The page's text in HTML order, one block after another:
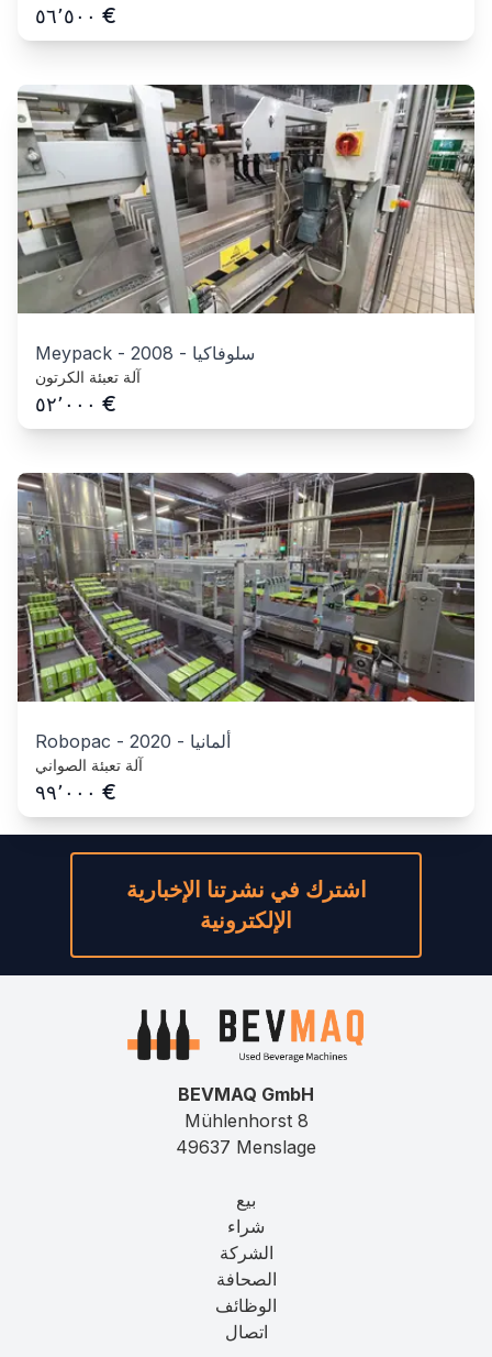
٥٦٬٥٠٠ €
Meypack - 2008 - سلوفاكيا
آلة تعبئة الكرتون
٥٢٬٠٠٠ €
Robopac - 2020 - ألمانيا
آلة تعبئة الصواني
٩٩٬٠٠٠ €
اشترك في نشرتنا الإخبارية
الإلكترونية
BEVMAQ GmbH
Mühlenhorst 8
49637 Menslage
بيع
شراء
الشركة
الصحافة
الوظائف
اتصال